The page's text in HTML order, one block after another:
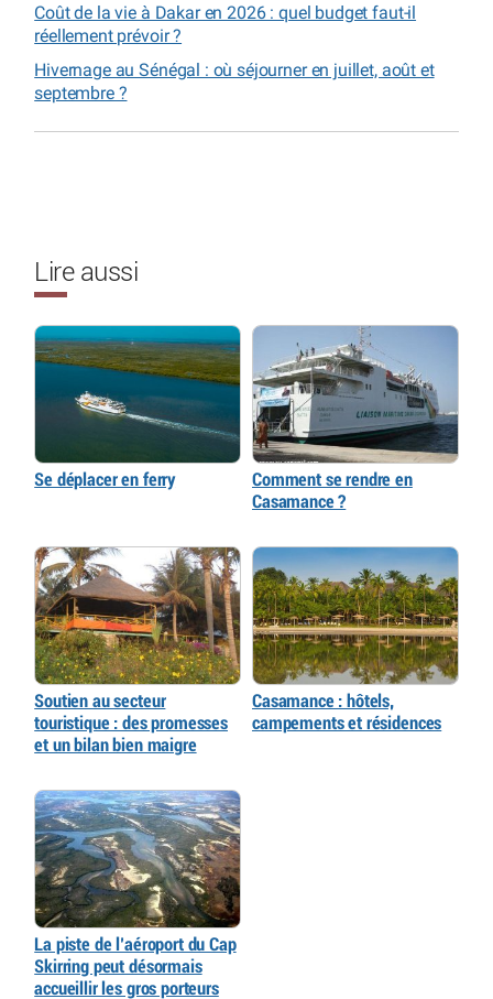
Coût de la vie à Dakar en 2026 : quel budget faut-il
réellement prévoir ?
Hivernage au Sénégal : où séjourner en juillet, août et
septembre ?
Lire aussi
Se déplacer en ferry
Comment se rendre en
Casamance ?
Soutien au secteur
touristique : des promesses
et un bilan bien maigre
Casamance : hôtels,
campements et résidences
La piste de l’aéroport du Cap
Skirring peut désormais
accueillir les gros porteurs